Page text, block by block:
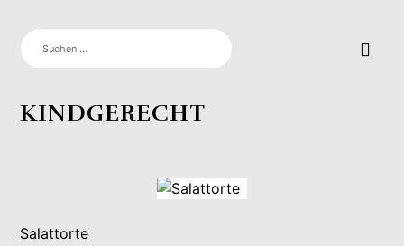
SUCHEN
NACH:
KINDGERECHT
Salattorte